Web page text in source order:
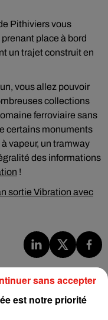
Pithiviers vous
place à bord
un trajet construit en
vous allez pouvoir
collections
ferroviaire sans
certains monuments
vapeur, un tramway
des informations
!
sortie Vibration avec
à la vie de chatelain
est notre priorité
sans accepter